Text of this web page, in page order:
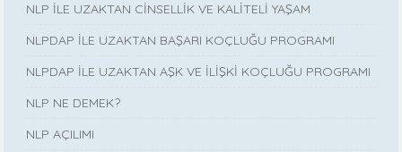
NLP İLE UZAKTAN CİNSELLİK VE KALİTELİ YAŞAM
NLPDAP İLE UZAKTAN BAŞARI KOÇLUĞU PROGRAMI
NLPDAP İLE UZAKTAN AŞK VE İLİŞKİ KOÇLUĞU PROGRAMI
NLP NE DEMEK?
NLP AÇILIMI